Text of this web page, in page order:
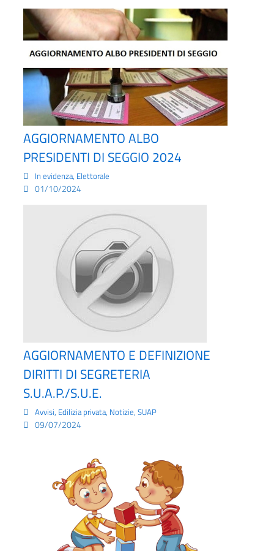
AGGIORNAMENTO ALBO
PRESIDENTI DI SEGGIO 2024
In evidenza, Elettorale
01/10/2024
AGGIORNAMENTO E DEFINIZIONE
DIRITTI DI SEGRETERIA
S.U.A.P./S.U.E.
Avvisi, Edilizia privata, Notizie, SUAP
09/07/2024